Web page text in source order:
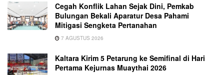
Cegah Konflik Lahan Sejak Dini, Pemkab
Bulungan Bekali Aparatur Desa Pahami
Mitigasi Sengketa Pertanahan
7 AGUSTUS 2026
Kaltara Kirim 5 Petarung ke Semifinal di Hari
Pertama Kejurnas Muaythai 2026